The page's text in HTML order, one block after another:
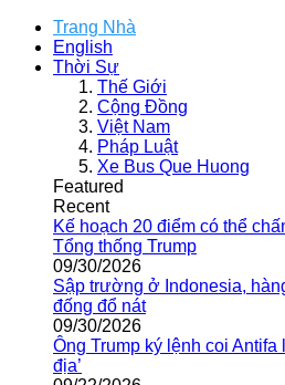
Trang Nhà
English
Thời Sự
Thế Giới
Cộng Đồng
Việt Nam
Pháp Luật
Xe Bus Que Huong
Featured
Recent
Kế hoạch 20 điểm có thể
Tổng thống Trump
09/30/2026
Sập trường ở Indonesia,
đống đổ nát
09/30/2026
Ông Trump ký lệnh coi Antifa
địa’